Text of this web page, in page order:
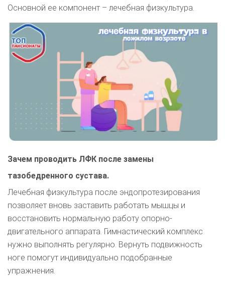
Основной ее компонент – лечебная физкультура.
Зачем проводить ЛФК после замены
тазобедренного сустава.
Лечебная физкультура после эндопротезирования
позволяет вновь заставить работать мышцы и
восстановить нормальную работу опорно-
двигательного аппарата. Гимнастический комплекс
нужно выполнять регулярно. Вернуть подвижность
ноге помогут индивидуально подобранные
упражнения.